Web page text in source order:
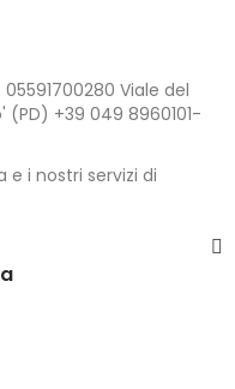
05591700280 Viale del
(PD) +39 049 8960101-
e i nostri servizi di